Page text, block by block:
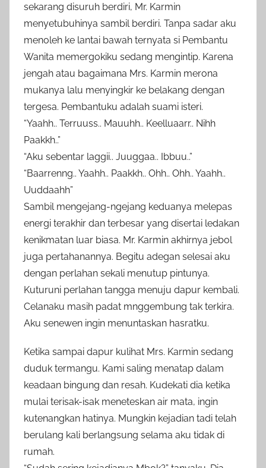
sekarang disuruh berdiri, Mr. Karmin
menyetubuhinya sambil berdiri. Tanpa sadar aku
menoleh ke lantai bawah ternyata si Pembantu
Wanita memergokiku sedang mengintip. Karena
jengah atau bagaimana Mrs. Karmin merona
mukanya lalu menyingkir ke belakang dengan
tergesa. Pembantuku adalah suami isteri.
“Yaahh.. Terruuss.. Mauuhh.. Keelluaarr.. Nihh
Paakkh..”
“Aku sebentar laggii.. Juuggaa.. Ibbuu..”
“Baarrenng.. Yaahh.. Paakkh.. Ohh.. Ohh.. Yaahh..
Uuddaahh”
Sambil mengejang-ngejang keduanya melepas
energi terakhir dan terbesar yang disertai ledakan
kenikmatan luar biasa. Mr. Karmin akhirnya jebol
juga pertahanannya. Begitu adegan selesai aku
dengan perlahan sekali menutup pintunya.
Kuturuni perlahan tangga menuju dapur kembali.
Celanaku masih padat mnggembung tak terkira.
Aku senewen ingin menuntaskan hasratku.
Ketika sampai dapur kulihat Mrs. Karmin sedang
duduk termangu. Kami saling menatap dalam
keadaan bingung dan resah. Kudekati dia ketika
mulai terisak-isak meneteskan air mata, ingin
kutenangkan hatinya. Mungkin kejadian tadi telah
berulang kali berlangsung selama aku tidak di
rumah.